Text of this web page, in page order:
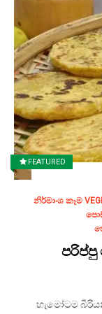
FEATURED
නිර්මාංශ කෑම
පරිප්පු
හැමෝටම